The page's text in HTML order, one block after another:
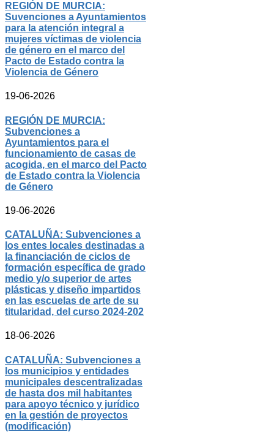
REGIÓN DE MURCIA:
Suvenciones a Ayuntamientos
para la atención integral a
mujeres víctimas de violencia
de género en el marco del
Pacto de Estado contra la
Violencia de Género
19-06-2026
REGIÓN DE MURCIA:
Subvenciones a
Ayuntamientos para el
funcionamiento de casas de
acogida, en el marco del Pacto
de Estado contra la Violencia
de Género
19-06-2026
CATALUÑA: Subvenciones a
los entes locales destinadas a
la financiación de ciclos de
formación específica de grado
medio y/o superior de artes
plásticas y diseño impartidos
en las escuelas de arte de su
titularidad, del curso 2024-202
18-06-2026
CATALUÑA: Subvenciones a
los municipios y entidades
municipales descentralizadas
de hasta dos mil habitantes
para apoyo técnico y jurídico
en la gestión de proyectos
(modificación)